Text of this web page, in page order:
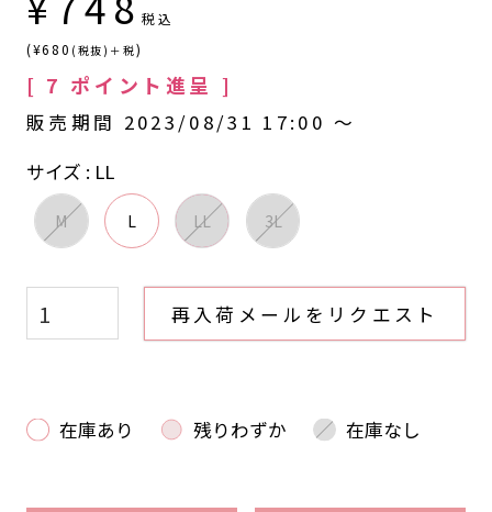
税込
(¥680 (税抜)＋税)
[ 7 ポイント進呈 ]
販売期間 2023/08/31 17:00 〜
サイズ
LL
M L LL 3L
再入荷メールをリクエスト
在庫あり 残りわずか 在庫なし